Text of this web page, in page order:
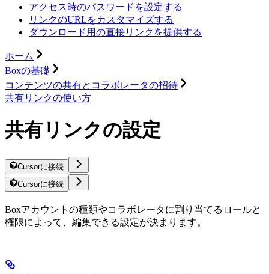
アクセス時のパスワードを設定する
リンクのURLをカスタマイズする
ダウンロード用の直接リンクを提供する
ホーム
Boxの基礎
コンテンツの共有とコラボレータの招待
共有リンクの使い方
共有リンクの設定
Cursorに接続
Cursorに接続
Boxアカウントの種類やコラボレータに割り当てるロールと
権限によって、編集できる設定が決まります。